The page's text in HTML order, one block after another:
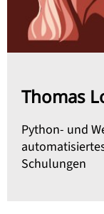
Thomas
Python- und
Schulungen